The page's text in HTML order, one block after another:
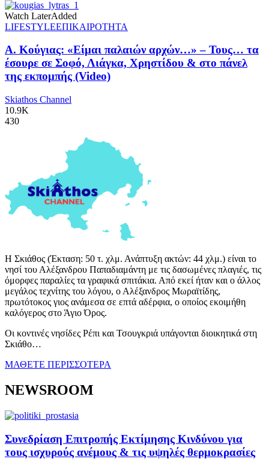
Watch LaterAdded
LIFESTYLEΕΠΙΚΑΙΡΟΤΗΤΑ
Α. Κούγιας: «Είμαι παλαιών αρχών…» – Τους… τα
έσουρε σε Σοφό, Λιάγκα, Χρηστίδου & στο πάνελ
της εκπομπής (Video)
Skiathos Channel
10.9K
430
Η Σκιάθος (Έκταση: 50 τ. χλμ. Ανάπτυξη ακτών: 44 χλμ.) είναι το
νησί του Αλέξανδρου Παπαδιαμάντη με τις δασωμένες πλαγιές, τις
όμορφες παραλίες τα γραφικά σπιτάκια. Από εκεί ήταν και ο άλλος
μεγάλος τεχνίτης του λόγου, ο Αλέξανδρος Μωραϊτίδης,
πρωτότοκος γιος ανάμεσα σε επτά αδέρφια, ο οποίος εκοιμήθη
καλόγερος στο Άγιο Όρος.
Οι κοντινές νησίδες Ρέπι και Τσουγκριά υπάγονται διοικητικά στη
Σκιάθο…
ΜΑΘΕΤΕ ΠΕΡΙΣΣΟΤΕΡΑ
NEWSROOM
Συνεδρίαση Επιτροπής Εκτίμησης Κινδύνου για
τους ισχυρούς ανέμους & τις υψηλές θερμοκρασίες